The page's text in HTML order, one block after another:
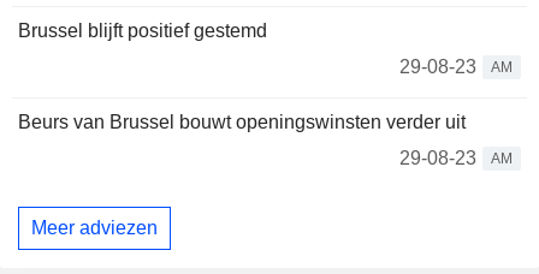
Brussel blijft positief gestemd
29-08-23
AM
Beurs van Brussel bouwt openingswinsten verder uit
29-08-23
AM
Meer adviezen